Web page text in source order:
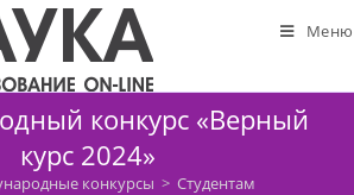
Меню
конкурс «Верный
курс 2024»
конкурсы > Студентам